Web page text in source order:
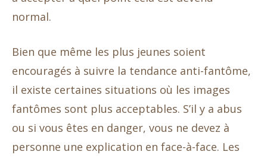
normal.
Bien que même les plus jeunes soient
encouragés à suivre la tendance anti-fantôme,
il existe certaines situations où les images
fantômes sont plus acceptables. S’il y a abus
ou si vous êtes en danger, vous ne devez à
personne une explication en face-à-face. Les